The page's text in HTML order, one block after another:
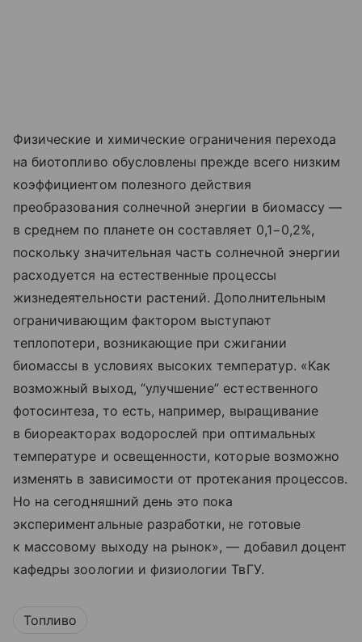
Физические и химические ограничения перехода
на биотопливо обусловлены прежде всего низким
коэффициентом полезного действия
преобразования солнечной энергии в биомассу —
в среднем по планете он составляет 0,1−0,2%,
поскольку значительная часть солнечной энергии
расходуется на естественные процессы
жизнедеятельности растений. Дополнительным
ограничивающим фактором выступают
теплопотери, возникающие при сжигании
биомассы в условиях высоких температур. «Как
возможный выход, “улучшение” естественного
фотосинтеза, то есть, например, выращивание
в биореакторах водорослей при оптимальных
температуре и освещенности, которые возможно
изменять в зависимости от протекания процессов.
Но на сегодняшний день это пока
экспериментальные разработки, не готовые
к массовому выходу на рынок», — добавил доцент
кафедры зоологии и физиологии ТвГУ.
Топливо